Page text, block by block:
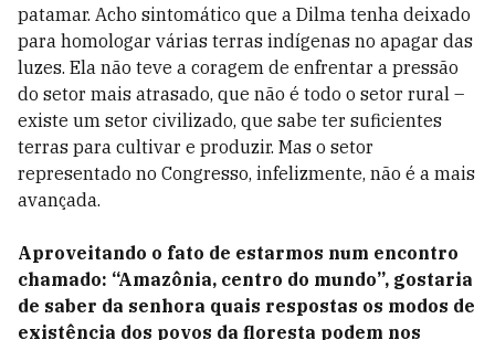
patamar. Acho sintomático que a Dilma tenha deixado
para homologar várias terras indígenas no apagar das
luzes. Ela não teve a coragem de enfrentar a pressão
do setor mais atrasado, que não é todo o setor rural –
existe um setor civilizado, que sabe ter suficientes
terras para cultivar e produzir. Mas o setor
representado no Congresso, infelizmente, não é a mais
avançada.
Aproveitando o fato de estarmos num encontro
chamado: “Amazônia, centro do mundo”, gostaria
de saber da senhora quais respostas os modos de
existência dos povos da floresta podem nos